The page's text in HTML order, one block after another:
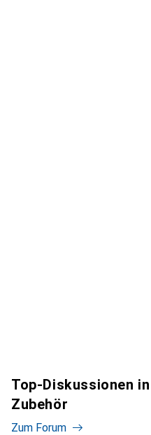
Top-Diskussionen
Zubehör
Zum Forum